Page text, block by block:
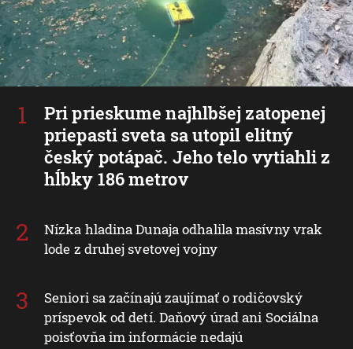
Pri prieskume najhlbšej zatopenej
priepasti sveta sa utopil elitný
český potápač. Jeho telo vytiahli z
hĺbky 186 metrov
Nízka hladina Dunaja odhalila masívny vrak
lode z druhej svetovej vojny
Seniori sa začínajú zaujímať o rodičovský
príspevok od detí. Daňový úrad ani Sociálna
poisťovňa im informácie nedajú